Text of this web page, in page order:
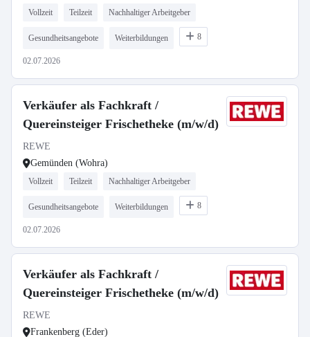
Vollzeit Teilzeit Nachhaltiger Arbeitgeber
Gesundheitsangebote Weiterbildungen 8
02.07.2026
Verkäufer als Fachkraft /
Quereinsteiger Frischetheke (m/w/d)
REWE
Gemünden (Wohra)
Vollzeit Teilzeit Nachhaltiger Arbeitgeber
Gesundheitsangebote Weiterbildungen 8
02.07.2026
Verkäufer als Fachkraft /
Quereinsteiger Frischetheke (m/w/d)
REWE
Frankenberg (Eder)